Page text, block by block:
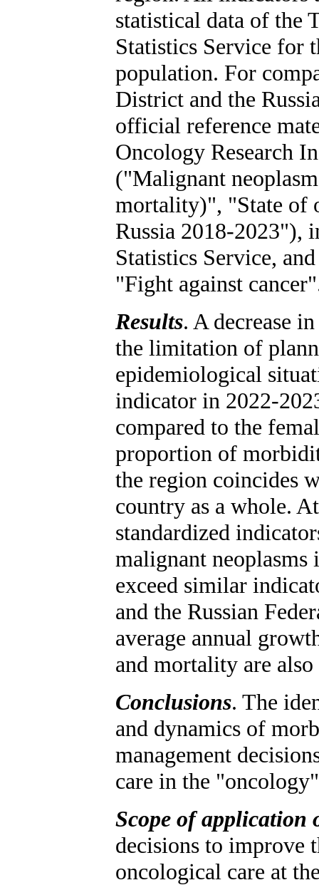
statistical data of the
Statistics Service for
population. For
District and the
official reference
Oncology Research
("Malignant
mortality)", "State of
Russia 2018-2023"),
Statistics Service,
"Fight against
Results. A decrease
the limitation of
epidemiological
indicator in 2022-
compared to the
proportion of
the region coincides
country as a whole.
standardized
malignant
exceed similar
and the Russian
average annual
and mortality are
Conclusions. The
and dynamics of
management
care in the
Scope of application
decisions to improve
oncological care at